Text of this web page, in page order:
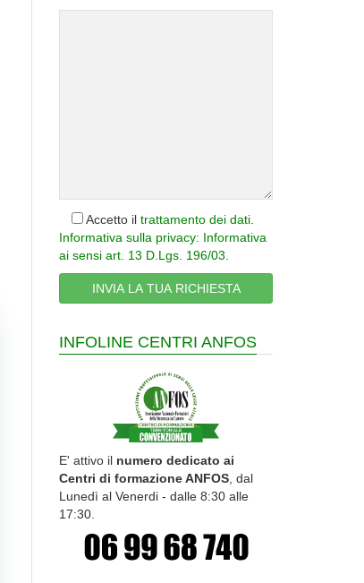
Accetto il trattamento dei dati
Informativa sulla privacy: Informativa
ai sensi art. 13 D.Lgs. 196/03
INFOLINE CENTRI ANFOS
E' attivo il numero dedicato ai
Centri di formazione ANFOS , dal
Lunedì al Venerdi - dalle 8:30 alle
17:30.